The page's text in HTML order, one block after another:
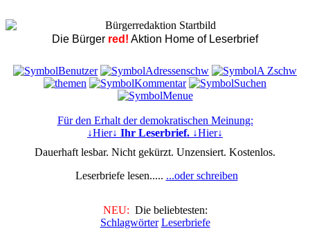
Die Bürger red! Aktion Home of Leserbrief
Für den Erhalt der demokratischen Meinung:
↓Hier↓ Ihr Leserbrief. ↓Hier↓
Dauerhaft lesbar. Nicht gekürzt. Unzensiert. Kostenlos.
Leserbriefe lesen..... ...oder schreiben
NEU: Die beliebtesten:
Schlagwörter Leserbriefe